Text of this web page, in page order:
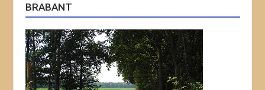
BRABANT